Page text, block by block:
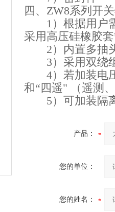
四、ZW8系列开
1）根据用户需
采用高压硅橡胶
2）内置多抽头
3）采用双绕组
4）若加装电压
和“四遥" （遥测
5）可加装隔
产品：
您的单位：
您的姓名：